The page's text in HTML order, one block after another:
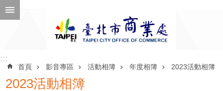
跳到主要內容區塊
::::::
首頁 影音專區 活動相簿 年度相簿 2023活動相簿
2023活動相簿